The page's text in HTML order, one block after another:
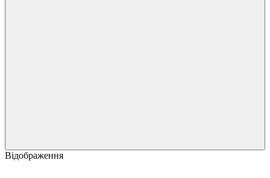
Відображення